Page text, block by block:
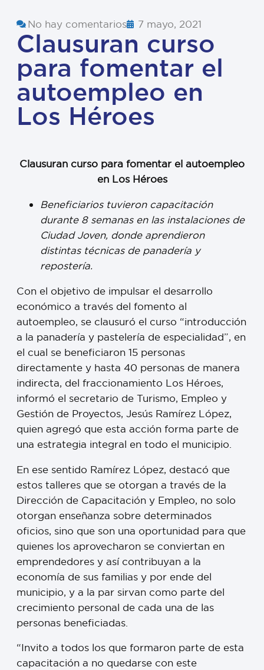
No hay comentarios 7 mayo, 2021
Clausuran curso
para fomentar el
autoempleo en
Los Héroes
Clausuran curso para fomentar el autoempleo
en Los Héroes
Beneficiarios tuvieron capacitación
durante 8 semanas en las instalaciones de
Ciudad Joven, donde aprendieron
distintas técnicas de panadería y
repostería.
Con el objetivo de impulsar el desarrollo
económico a través del fomento al
autoempleo, se clausuró el curso “introducción
a la panadería y pastelería de especialidad”, en
el cual se beneficiaron 15 personas
directamente y hasta 40 personas de manera
indirecta, del fraccionamiento Los Héroes,
informó el secretario de Turismo, Empleo y
Gestión de Proyectos, Jesús Ramírez López,
quien agregó que esta acción forma parte de
una estrategia integral en todo el municipio.
En ese sentido Ramírez López, destacó que
estos talleres que se otorgan a través de la
Dirección de Capacitación y Empleo, no solo
otorgan enseñanza sobre determinados
oficios, sino que son una oportunidad para que
quienes los aprovecharon se conviertan en
emprendedores y así contribuyan a la
economía de sus familias y por ende del
municipio, y a la par sirvan como parte del
crecimiento personal de cada una de las
personas beneficiadas.
“Invito a todos los que formaron parte de esta
capacitación a no quedarse con este